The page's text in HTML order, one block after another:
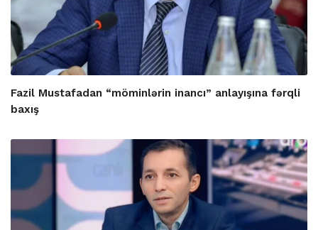
Fazil Mustafadan “möminlərin inancı” anlayışına fərqli
baxış